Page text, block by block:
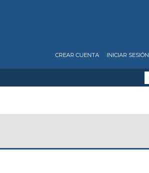
CREAR CUENTA INICIAR SESIÓN